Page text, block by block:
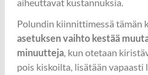
Polundin kiinnittimessä tämän
asetuksen vaihto kestää
minuutteja, kun otetaan
pois kiskoilta, lisätään vapaasti